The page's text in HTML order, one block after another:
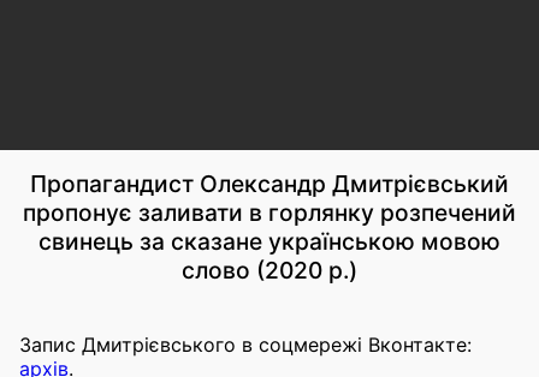
Пропагандист Олександр Дмитрієвський
пропонує заливати в горлянку розпечений
свинець за сказане українською мовою
слово (2020 р.)
Запис Дмитрієвського в соцмережі Вконтакте:
архів.